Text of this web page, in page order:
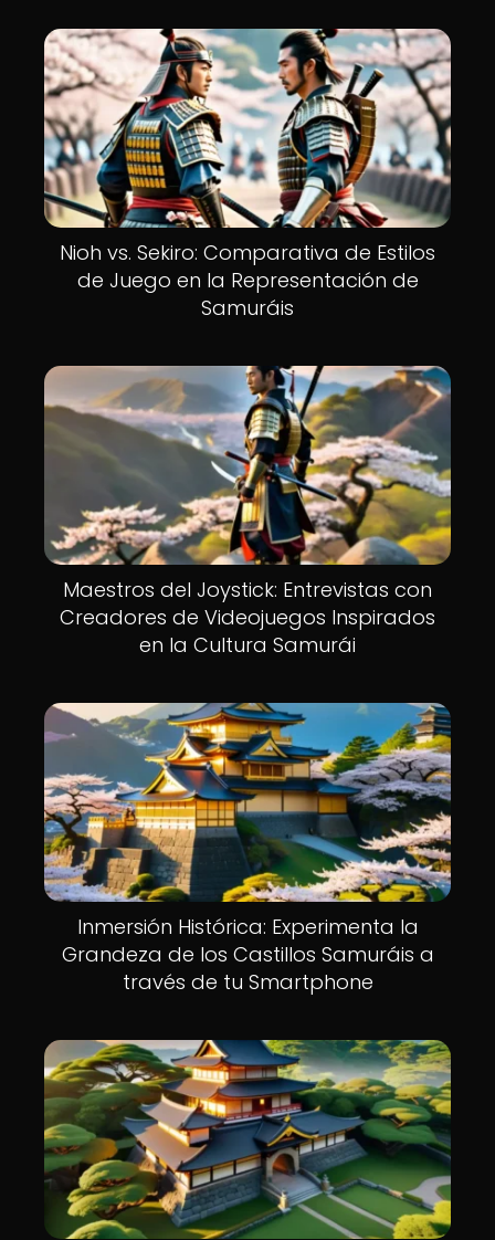
Nioh vs. Sekiro: Comparativa de Estilos
de Juego en la Representación de
Samuráis
Maestros del Joystick: Entrevistas con
Creadores de Videojuegos Inspirados
en la Cultura Samurái
Inmersión Histórica: Experimenta la
Grandeza de los Castillos Samuráis a
través de tu Smartphone